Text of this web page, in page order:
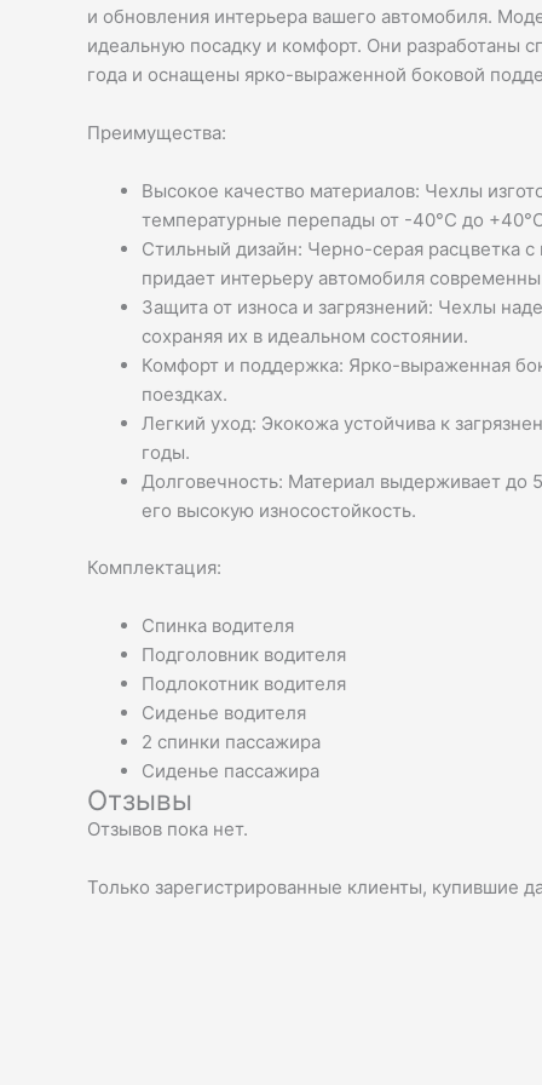
и обновления интерьера вашего автомобиля.
идеальную посадку и комфорт. Они разработаны
года и оснащены ярко-выраженной боковой
Преимущества:
Высокое качество материалов: Чехлы
температурные перепады от -40°C до
Стильный дизайн: Черно-серая расцветка
придает интерьеру автомобиля
Защита от износа и загрязнений: Чехлы
сохраняя их в идеальном состоянии.
Комфорт и поддержка: Ярко-выраженная
поездках.
Легкий уход: Экокожа устойчива к
годы.
Долговечность: Материал выдерживает до
его высокую износостойкость.
Комплектация:
Спинка водителя
Подголовник водителя
Подлокотник водителя
Сиденье водителя
2 спинки пассажира
Сиденье пассажира
Отзывы
Отзывов пока нет.
Только зарегистрированные клиенты, купившие